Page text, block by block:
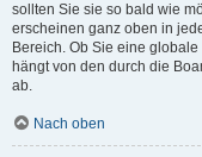
sollten Sie sie so bald wie
erscheinen ganz oben in
Bereich. Ob Sie eine
hängt von den durch die
ab.
Nach oben